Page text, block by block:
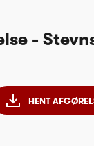
-
HENT